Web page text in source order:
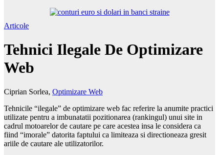
Articole
Tehnici Ilegale De Optimizare
Web
Ciprian Sorlea, Optimizare Web
Tehnicile “ilegale” de optimizare web fac referire la anumite practici
utilizate pentru a imbunatatii pozitionarea (rankingul) unui site in
cadrul motoarelor de cautare pe care acestea insa le considera ca
fiind “imorale” datorita faptului ca limiteaza si directioneaza gresit
ariile de cautare ale utilizatorilor.